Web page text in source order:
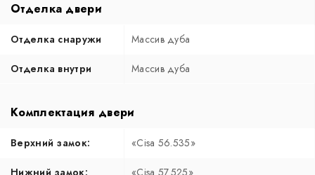
Отделка двери
Отделка снаружи Массив дуба
Отделка внутри Массив дуба
Комплектация двери
Верхний замок: «Cisa 56.535»
Нижний замок: «Cisa 57.525»